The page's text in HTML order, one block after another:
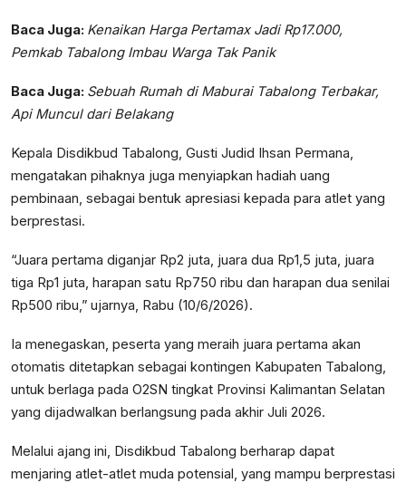
Baca Juga: Kenaikan Harga Pertamax Jadi Rp17.000,
Pemkab Tabalong Imbau Warga Tak Panik
Baca Juga: Sebuah Rumah di Maburai Tabalong Terbakar,
Api Muncul dari Belakang
Kepala Disdikbud Tabalong, Gusti Judid Ihsan Permana,
mengatakan pihaknya juga menyiapkan hadiah uang
pembinaan, sebagai bentuk apresiasi kepada para atlet yang
berprestasi.
“Juara pertama diganjar Rp2 juta, juara dua Rp1,5 juta, juara
tiga Rp1 juta, harapan satu Rp750 ribu dan harapan dua senilai
Rp500 ribu,” ujarnya, Rabu (10/6/2026).
Ia menegaskan, peserta yang meraih juara pertama akan
otomatis ditetapkan sebagai kontingen Kabupaten Tabalong,
untuk berlaga pada O2SN tingkat Provinsi Kalimantan Selatan
yang dijadwalkan berlangsung pada akhir Juli 2026.
Melalui ajang ini, Disdikbud Tabalong berharap dapat
menjaring atlet-atlet muda potensial, yang mampu berprestasi